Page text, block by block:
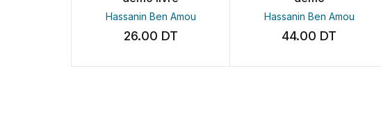
Hassanin Ben Amou
26.00DT
Hassanin Ben Amou
44.00DT